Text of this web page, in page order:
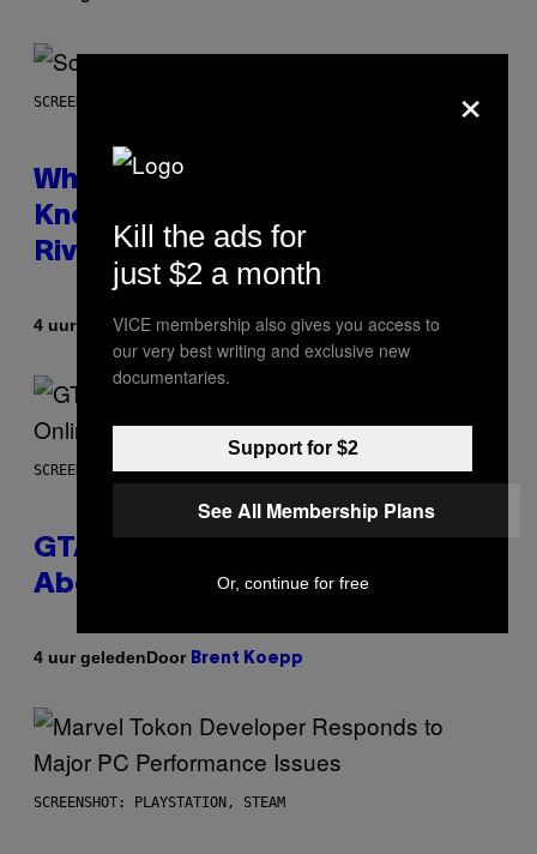
SCREENSHOT: NETEASE
Who Is The Hood? Everything To
Know About The Newest Marvel
Rivals Character
4 uur geledenDoorDenny Connolly
SCREENSHOT: ROCKSTAR GAMES
GTA 6 Gets Concerning Update
About GTA Online Release Date
4 uur geledenDoor Brent Koepp
SCREENSHOT: PLAYSTATION, STEAM
×
Kill the ads for
just $2 a month
VICE membership also gives you access to
our very best writing and exclusive new
documentaries.
Support for $2
See All Membership Plans
Or, continue for free